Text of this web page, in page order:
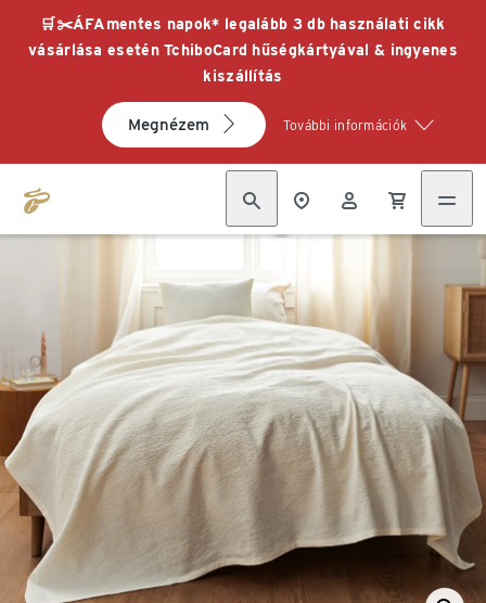
🛒✂️ÁFAmentes napok* legalább 3 db használati cikk
vásárlása esetén TchiboCard hűségkártyával & ingyenes
kiszállítás
Megnézem További információk